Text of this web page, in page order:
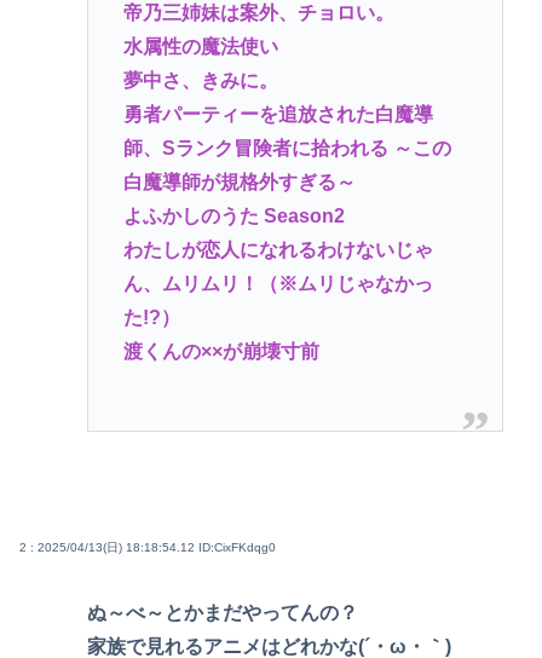
帝乃三姉妹は案外、チョロい。
水属性の魔法使い
夢中さ、きみに。
勇者パーティーを追放された白魔導
師、Sランク冒険者に拾われる ～この
白魔導師が規格外すぎる～
よふかしのうた Season2
わたしが恋人になれるわけないじゃ
ん、ムリムリ！（※ムリじゃなかっ
た!?）
渡くんの××が崩壊寸前
2 : 2025/04/13(日) 18:18:54.12 ID:CixFKdqg0
ぬ～べ～とかまだやってんの？
家族で見れるアニメはどれかな(´・ω・｀)